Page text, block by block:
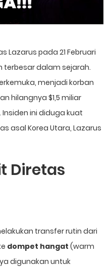
Lazarus pada 21 Februari
terbesar dalam sejarah.
menjadi korban
hilangnya $1,5 miliar
Insiden ini diduga kuat
asal Korea Utara, Lazarus
Diretas
transfer rutin dari
dompet hangat (warm
digunakan untuk